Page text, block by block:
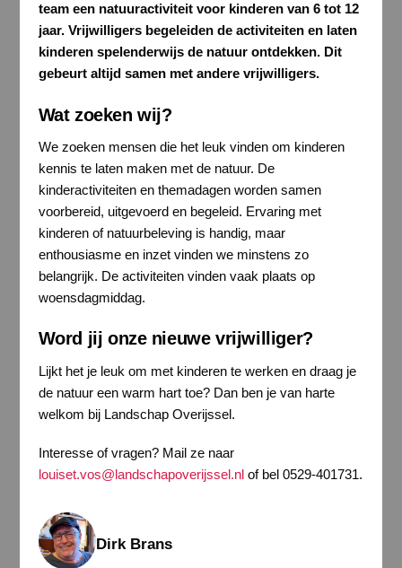
team een natuuractiviteit voor kinderen van 6 tot 12
jaar. Vrijwilligers begeleiden de activiteiten en laten
kinderen spelenderwijs de natuur ontdekken. Dit
gebeurt altijd samen met andere vrijwilligers.
Wat zoeken wij?
We zoeken mensen die het leuk vinden om kinderen
kennis te laten maken met de natuur. De
kinderactiviteiten en themadagen worden samen
voorbereid, uitgevoerd en begeleid. Ervaring met
kinderen of natuurbeleving is handig, maar
enthousiasme en inzet vinden we minstens zo
belangrijk. De activiteiten vinden vaak plaats op
woensdagmiddag.
Word jij onze nieuwe vrijwilliger?
Lijkt het je leuk om met kinderen te werken en draag je
de natuur een warm hart toe? Dan ben je van harte
welkom bij Landschap Overijssel.
Interesse of vragen? Mail ze naar
louiset.vos@landschapoverijssel.nlof bel 0529-401731.
Dirk Brans